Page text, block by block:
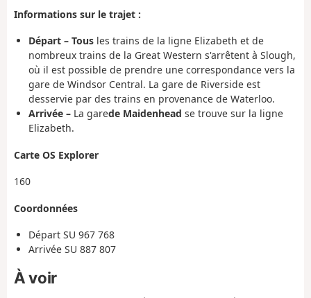
Informations sur le trajet :
Départ – Tous les trains de la ligne Elizabeth et de
nombreux trains de la Great Western s'arrêtent à Slough,
où il est possible de prendre une correspondance vers la
gare de Windsor Central. La gare de Riverside est
desservie par des trains en provenance de Waterloo.
Arrivée – La garede Maidenhead se trouve sur la ligne
Elizabeth.
Carte OS Explorer
160
Coordonnées
Départ SU 967 768
Arrivée SU 887 807
À voir